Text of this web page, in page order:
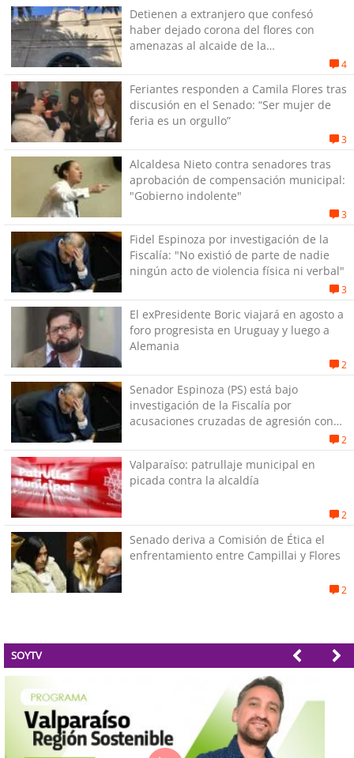
Detienen a extranjero que confesó
haber dejado corona del flores con
amenazas al alcaide de la
4
Feriantes responden a Camila Flores tras
discusión en el Senado: “Ser mujer de
feria es un orgullo”
3
Alcaldesa Nieto contra senadores tras
aprobación de compensación municipal:
"Gobierno indolente"
3
Fidel Espinoza por investigación de la
Fiscalía: "No existió de parte de nadie
ningún acto de violencia física ni verbal"
3
El exPresidente Boric viajará en agosto a
foro progresista en Uruguay y luego a
Alemania
2
Senador Espinoza (PS) está bajo
investigación de la Fiscalía por
acusaciones cruzadas de agresión con
2
Valparaíso: patrullaje municipal en
picada contra la alcaldía
2
Senado deriva a Comisión de Ética el
enfrentamiento entre Campillai y Flores
2
SOYTV